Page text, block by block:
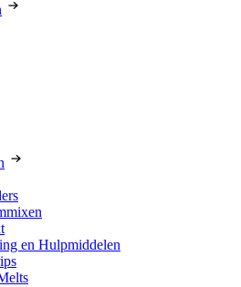
en Hulpmiddelen